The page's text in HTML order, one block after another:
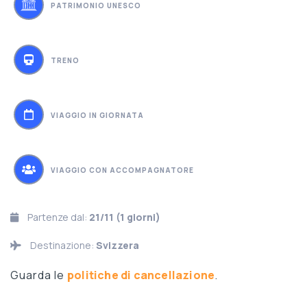
PATRIMONIO UNESCO
TRENO
VIAGGIO IN GIORNATA
VIAGGIO CON ACCOMPAGNATORE
Partenze dal: 21/11 (1 giorni)
Destinazione: Svizzera
Guarda le politiche di cancellazione.